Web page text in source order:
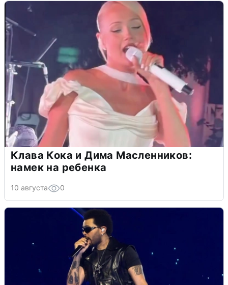
Клава Кока и Дима Масленников:
намек на ребенка
10 августа 0